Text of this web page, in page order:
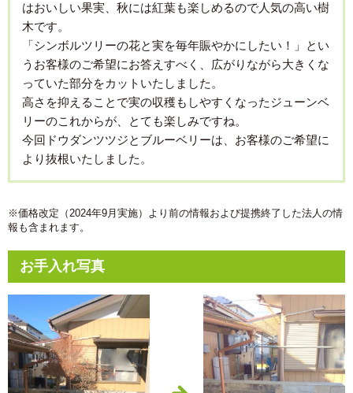
はおいしい果実、秋には紅葉も楽しめるので人気の高い樹
木です。
「シンボルツリーの花と実を毎年賑やかにしたい！」とい
うお客様のご希望にお答えすべく、広がりながら大きくな
っていた部分をカットいたしました。
高さを抑えることで実の収穫もしやすくなったジューンベ
リーのこれからが、とても楽しみですね。
今回ドウダンツツジとブルーベリーは、お客様のご希望に
より抜根いたしました。
※価格改定（2024年9月実施）より前の情報および提携終了した法人の情
報も含まれます。
お手入れ写真